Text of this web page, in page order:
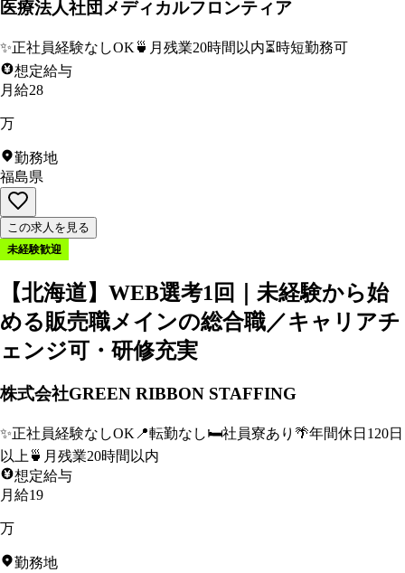
医療法人社団メディカルフロンティア
✨正社員経験なしOK 🍵 月残業20時間以内⏳時短勤務可
想定給与
月給28
万
勤務地
福島県
この求人を見る
未経験歓迎
【北海道】WEB選考1回｜未経験から始
める販売職メインの総合職／キャリアチ
ェンジ可・研修充実
株式会社GREEN RIBBON STAFFING
✨正社員経験なしOK 📍転勤なし🛏️社員寮あり 🌴年間休日120日
以上 🍵 月残業20時間以内
想定給与
月給19
万
勤務地